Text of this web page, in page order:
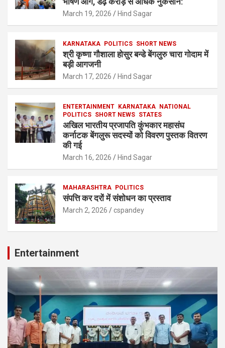
March 19, 2026 Hind Sagar
KARNATAKA POLITICS SHORT NEWS
श्री कृष्णा गौशाला होसुर बन्डे बेंगलुरु चारा गोदाम में
बड़ी आगजनी
March 17, 2026 Hind Sagar
ENTERTAINMENT KARNATAKA
NATIONAL
POLITICS SHORT NEWS STATES
अखिल भारतीय प्रजापति कुंभकार महासंघ
कर्नाटक बेंगलुरू सदस्यों को विवरण पुस्तक वितरण
की गई
March 16, 2026 Hind Sagar
MAHARASHTRA POLITICS
संपत्ति कर दरों में संशोधन का प्रस्ताव
March 2, 2026 cspandey
Entertainment